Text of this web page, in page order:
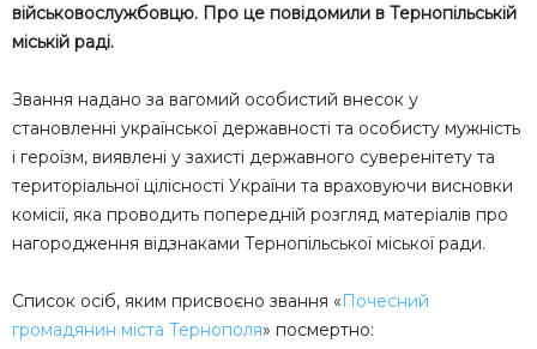
військовослужбовцю. Про це повідомили в Тернопільській
міській раді.
Звання надано за вагомий особистий внесок у
становленні української державності та особисту мужність
і героїзм, виявлені у захисті державного суверенітету та
територіальної цілісності України та враховуючи висновки
комісії, яка проводить попередній розгляд матеріалів про
нагородження відзнаками Тернопільської міської ради.
Список осіб, яким присвоєно звання «Почесний
громадянин міста Тернополя» посмертно: